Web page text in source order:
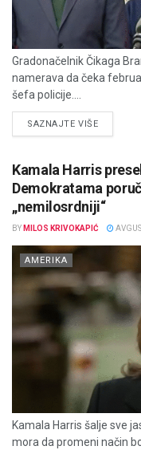
Gradonačelnik Čikaga
namerava da čeka
šefa policije....
SAZNAJTE VIŠEDETAILS
Kamala Harris
Demokratama
„nemilosrdniji“
BY MILOS KRIVOKAPIĆ
AMERIKA
Kamala Harris šalje sve
mora da promeni način